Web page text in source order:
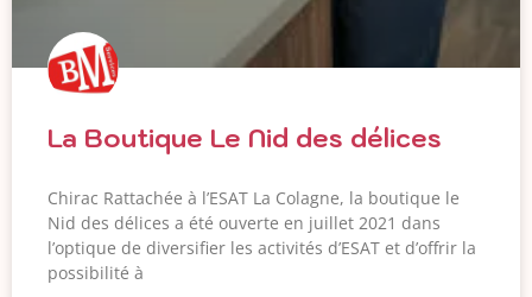
La Boutique Le Nid des délices
Chirac Rattachée à l’ESAT La Colagne, la boutique le
Nid des délices a été ouverte en juillet 2021 dans
l’optique de diversifier les activités d’ESAT et d’offrir la
possibilité à